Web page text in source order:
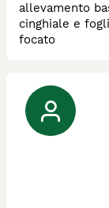
allevamento
cinghiale e
focato